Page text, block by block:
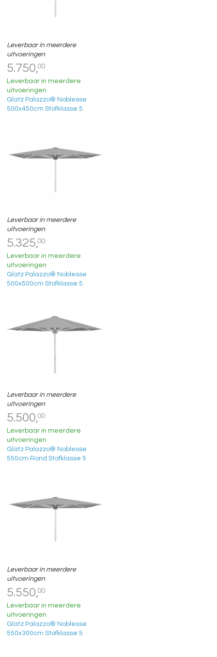
Leverbaar in meerdere
uitvoeringen
5.750,00
Leverbaar in meerdere
uitvoeringen
Glatz Palazzo® Noblesse
500x450cm Stofklasse 5
Leverbaar in meerdere
uitvoeringen
5.325,00
Leverbaar in meerdere
uitvoeringen
Glatz Palazzo® Noblesse
500x500cm Stofklasse 5
Leverbaar in meerdere
uitvoeringen
5.500,00
Leverbaar in meerdere
uitvoeringen
Glatz Palazzo® Noblesse
550cm Rond Stofklasse 5
Leverbaar in meerdere
uitvoeringen
5.550,00
Leverbaar in meerdere
uitvoeringen
Glatz Palazzo® Noblesse
550x300cm Stofklasse 5